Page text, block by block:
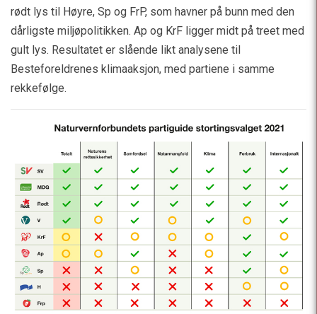
rødt lys til Høyre, Sp og FrP, som havner på bunn med den
dårligste miljøpolitikken. Ap og KrF ligger midt på treet med
gult lys. Resultatet er slående likt analysene til
Besteforeldrenes klimaaksjon, med partiene i samme
rekkefølge.